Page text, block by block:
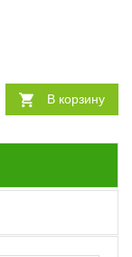
В корзину